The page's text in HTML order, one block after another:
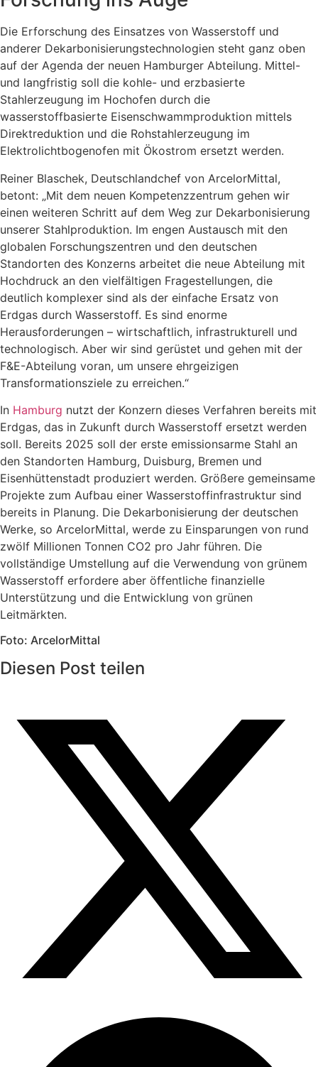
Die Erforschung des Einsatzes von Wasserstoff und
anderer Dekarbonisierungstechnologien steht ganz oben
auf der Agenda der neuen Hamburger Abteilung. Mittel-
und langfristig soll die kohle- und erzbasierte
Stahlerzeugung im Hochofen durch die
wasserstoffbasierte Eisenschwammproduktion mittels
Direktreduktion und die Rohstahlerzeugung im
Elektrolichtbogenofen mit Ökostrom ersetzt werden.
Reiner Blaschek, Deutschlandchef von ArcelorMittal,
betont: „Mit dem neuen Kompetenzzentrum gehen wir
einen weiteren Schritt auf dem Weg zur Dekarbonisierung
unserer Stahlproduktion. Im engen Austausch mit den
globalen Forschungszentren und den deutschen
Standorten des Konzerns arbeitet die neue Abteilung mit
Hochdruck an den vielfältigen Fragestellungen, die
deutlich komplexer sind als der einfache Ersatz von
Erdgas durch Wasserstoff. Es sind enorme
Herausforderungen – wirtschaftlich, infrastrukturell und
technologisch. Aber wir sind gerüstet und gehen mit der
F&E-Abteilung voran, um unsere ehrgeizigen
Transformationsziele zu erreichen.“
In Hamburg nutzt der Konzern dieses Verfahren bereits mit
Erdgas, das in Zukunft durch Wasserstoff ersetzt werden
soll. Bereits 2025 soll der erste emissionsarme Stahl an
den Standorten Hamburg, Duisburg, Bremen und
Eisenhüttenstadt produziert werden. Größere gemeinsame
Projekte zum Aufbau einer Wasserstoffinfrastruktur sind
bereits in Planung. Die Dekarbonisierung der deutschen
Werke, so ArcelorMittal, werde zu Einsparungen von rund
zwölf Millionen Tonnen CO2 pro Jahr führen. Die
vollständige Umstellung auf die Verwendung von grünem
Wasserstoff erfordere aber öffentliche finanzielle
Unterstützung und die Entwicklung von grünen
Leitmärkten.
Foto: ArcelorMittal
Diesen Post teilen